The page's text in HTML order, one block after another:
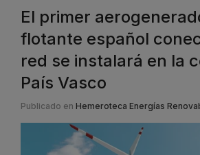
El primer
flotante español
red se instalará en la
País Vasco
Publicado en Hemeroteca Energías